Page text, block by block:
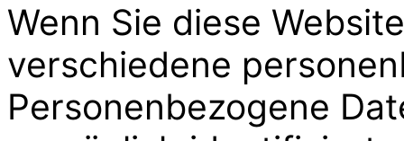
Wenn Sie diese
verschiedene
Personenbezogene